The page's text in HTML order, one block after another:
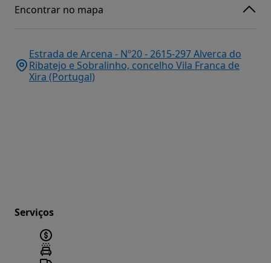
Encontrar no mapa
Estrada de Arcena - Nº20 - 2615-297 Alverca do
Ribatejo e Sobralinho, concelho Vila Franca de
Xira (Portugal)
Serviços